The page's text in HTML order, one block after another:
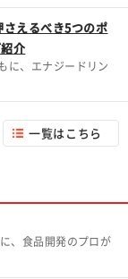
えるべき5つのポ
介
に、エナジードリン
一覧はこちら
、食品開発のプロが